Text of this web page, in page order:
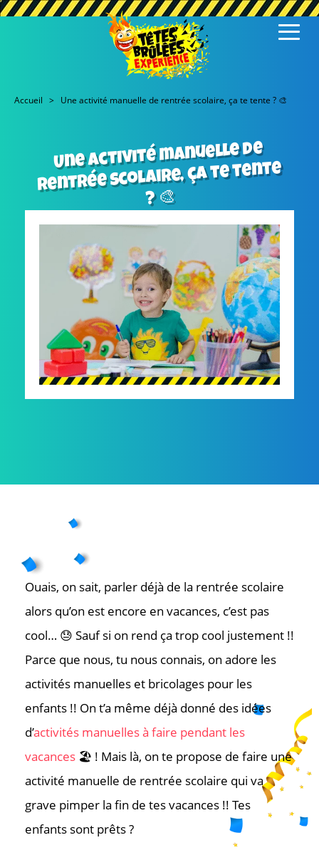
Accueil Une activité manuelle de rentrée scolaire, ça te tente ? 🎨
Une activité manuelle de
rentrée scolaire, ça te tente
? 🎨
Ouais, on sait, parler déjà de la rentrée scolaire
alors qu’on est encore en vacances, c’est pas
cool… 😓 Sauf si on rend ça trop cool justement !!
Parce que nous, tu nous connais, on adore les
activités manuelles et bricolages pour les
enfants !! On t’a même déjà donné des idées
d’activités manuelles à faire pendant les
vacances 🏖️ ! Mais là, on te propose de faire une
activité manuelle de rentrée scolaire qui va
grave pimper la fin de tes vacances !! Tes
enfants sont prêts ?